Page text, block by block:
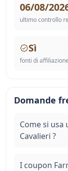
06/08/
ultimo controllo
Sì
fonti di
Domande
Come si usa
Cavalieri ?
I coupon